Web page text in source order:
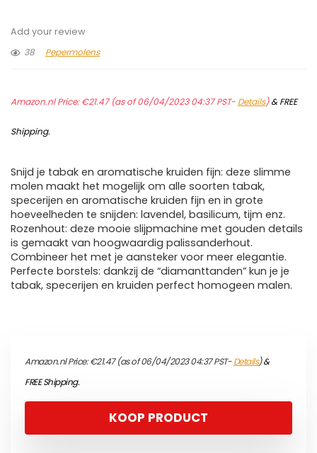
Add your review
38
Pepermolens
Amazon.nl Price:€21.47(as of 06/04/2023 04:37 PST- Details)&FREE
Shipping.
Snijd je tabak en aromatische kruiden fijn: deze slimme
molen maakt het mogelijk om alle soorten tabak,
specerijen en aromatische kruiden fijn en in grote
hoeveelheden te snijden: lavendel, basilicum, tijm enz.
Rozenhout: deze mooie slijpmachine met gouden details
is gemaakt van hoogwaardig palissanderhout.
Combineer het met je aansteker voor meer elegantie.
Perfecte borstels: dankzij de “diamanttanden” kun je je
tabak, specerijen en kruiden perfect homogeen malen.
Amazon.nl Price:€21.47(as of 06/04/2023 04:37 PST-Details)&
FREE Shipping.
KOOP PRODUCT